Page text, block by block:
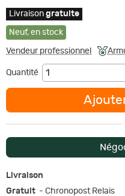
Livraison gratuite
Neuf, en stock
Vendeur professionnel
Quantité
Livraison
Gratuit - Chronopost Relais